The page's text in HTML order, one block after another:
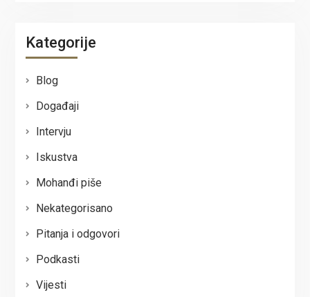
Kategorije
Blog
Događaji
Intervju
Iskustva
Mohanđi piše
Nekategorisano
Pitanja i odgovori
Podkasti
Vijesti